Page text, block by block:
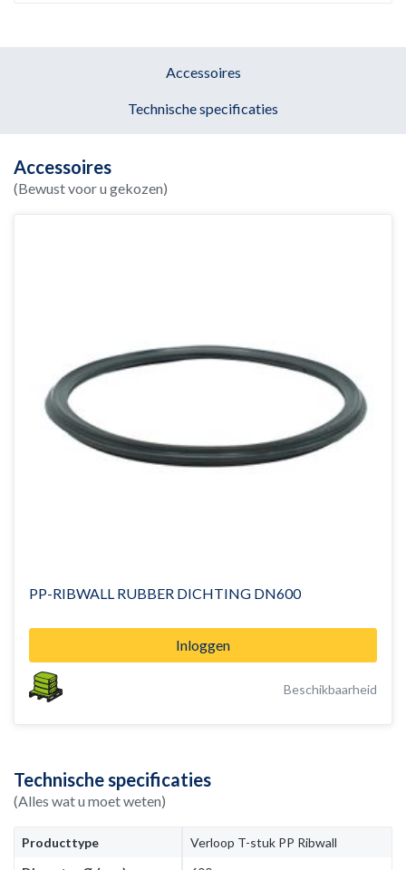
Accessoires
Technische specificaties
Accessoires
(Bewust voor u gekozen)
PP-RIBWALL RUBBER DICHTING DN600
Inloggen
Beschikbaarheid
Technische specificaties
(Alles wat u moet weten)
Producttype
Verloop T-stuk PP Ribwall